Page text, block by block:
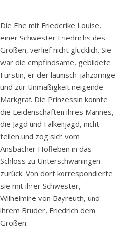
Die Ehe mit Friederike Louise,
einer Schwester Friedrichs des
Großen, verlief nicht glücklich. Sie
war die empfindsame, gebildete
Fürstin, er der launisch-jähzornige
und zur Unmäßigkeit neigende
Markgraf. Die Prinzessin konnte
die Leidenschaften ihres Mannes,
die Jagd und Falkenjagd, nicht
teilen und zog sich vom
Ansbacher Hofleben in das
Schloss zu Unterschwaningen
zurück. Von dort korrespondierte
sie mit ihrer Schwester,
Wilhelmine von Bayreuth, und
ihrem Bruder, Friedrich dem
Großen.